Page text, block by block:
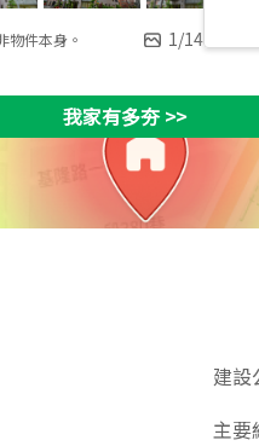
物件本身。 1/14
我家有多夯>>
建設
主要